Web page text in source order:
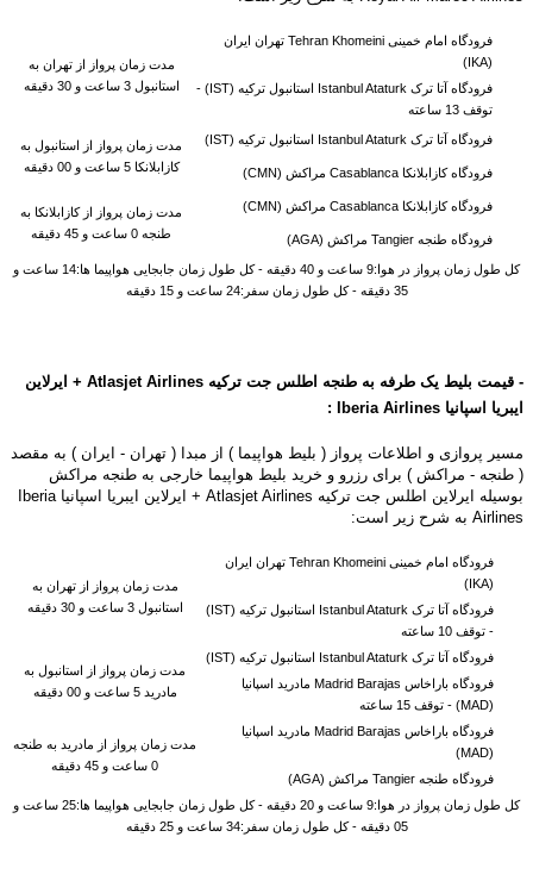
فرودگاه امام خمینی Tehran Khomeini تهران ایران
(IKA)
مدت زمان پرواز از تهران به
استانبول 3 ساعت و 30 دقیقه
فرودگاه آتا ترک Istanbul Ataturk استانبول ترکیه (IST) -
توقف 13 ساعته
فرودگاه آتا ترک Istanbul Ataturk استانبول ترکیه (IST)
مدت زمان پرواز از استانبول به
کازابلانکا 5 ساعت و 00 دقیقه
فرودگاه کازابلانکا Casablanca مراکش (CMN)
فرودگاه کازابلانکا Casablanca مراکش (CMN)
مدت زمان پرواز از کازابلانکا به
طنجه 0 ساعت و 45 دقیقه
فرودگاه طنجه Tangier مراکش (AGA)
کل طول زمان پرواز در هوا:9 ساعت و 40 دقیقه - کل طول زمان جابجایی هواپیما ها:14 ساعت و
35 دقیقه - کل طول زمان سفر:24 ساعت و 15 دقیقه
-
قیمت بلیط یک طرفه به طنجه اطلس جت ترکیه Atlasjet Airlines + ایرلاین
ایبریا اسپانیا
Iberia Airlines
:
مسیر پروازی و اطلاعات پرواز ( بلیط هواپیما ) از مبدا ( تهران - ایران ) به مقصد
( طنجه - مراکش ) برای رزرو و خرید بلیط هواپیما خارجی به طنجه مراکش
بوسیله
ایرلاین اطلس جت ترکیه Atlasjet Airlines + ایرلاین ایبریا اسپانیا Iberia
Airlines به شرح زیر است:
فرودگاه امام خمینی Tehran Khomeini تهران ایران
(IKA)
مدت زمان پرواز از تهران به
استانبول 3 ساعت و 30 دقیقه
فرودگاه آتا ترک Istanbul Ataturk استانبول ترکیه (IST)
- توقف 10 ساعته
فرودگاه آتا ترک Istanbul Ataturk استانبول ترکیه (IST)
مدت زمان پرواز از استانبول به
مادرید 5 ساعت و 00 دقیقه
فرودگاه باراخاس Madrid Barajas مادرید اسپانیا
(MAD) -
توقف 15 ساعته
فرودگاه باراخاس Madrid Barajas مادرید اسپانیا
(MAD)
مدت زمان پرواز از مادرید به طنجه
0 ساعت و 45 دقیقه
فرودگاه طنجه Tangier مراکش (AGA)
کل طول زمان پرواز در هوا:9 ساعت و 20 دقیقه - کل طول زمان جابجایی هواپیما ها:25 ساعت و
05 دقیقه - کل طول زمان سفر:34 ساعت و 25 دقیقه